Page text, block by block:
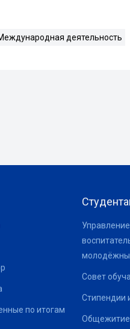
деятельность
по итогам
Совет
Стипендии
Общежитие